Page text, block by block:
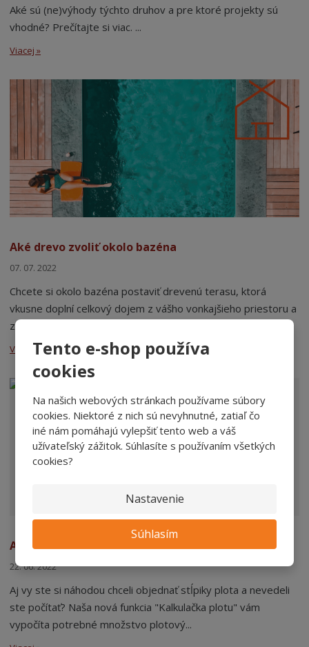
Tento e-shop používa
cookies
Na našich webových stránkach používame súbory
cookies. Niektoré z nich sú nevyhnutné, zatiaľ čo
iné nám pomáhajú vylepšiť tento web a váš
užívateľský zážitok. Súhlasíte s používaním všetkých
cookies?
Nastavenie
Súhlasím
Aké sú (ne)výhody týchto druhov a pre ktoré projekty sú
vhodné? Prečítajte si viac. ...
Viacej »
Aké drevo zvoliť okolo bazéna
07. 07. 2022
Chcete si okolo bazéna postaviť drevenú terasu, ktorá
vkusne doplní celkový dojem z vášho vonkajšieho priestoru a
zároveň sa na nej pri odchode z bazé...
Viacej »
Ako vypočítať potrebné ploty
22. 06. 2022
Aj vy ste si náhodou chceli objednať stĺpiky plota a nevedeli
ste počítať? Naša nová funkcia "Kalkulačka plotu" vám
vypočíta potrebné množstvo plotový...